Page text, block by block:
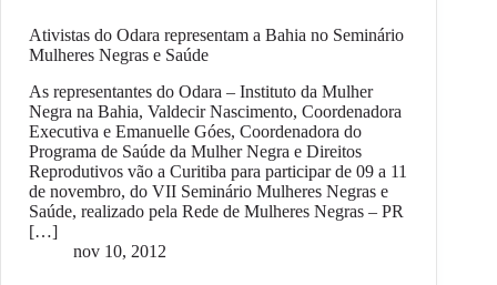
Ativistas do Odara representam a Bahia no Seminário
Mulheres Negras e Saúde
As representantes do Odara – Instituto da Mulher
Negra na Bahia, Valdecir Nascimento, Coordenadora
Executiva e Emanuelle Góes, Coordenadora do
Programa de Saúde da Mulher Negra e Direitos
Reprodutivos vão a Curitiba para participar de 09 a 11
de novembro, do VII Seminário Mulheres Negras e
Saúde, realizado pela Rede de Mulheres Negras – PR
[…]
nov 10, 2012